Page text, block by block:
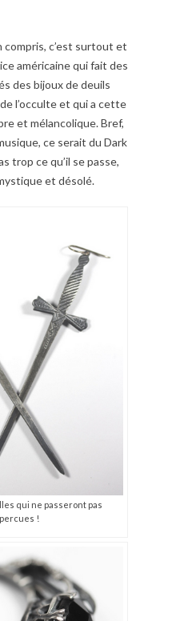
compris, c’est surtout et
américaine qui fait des
des bijoux de deuils
l’occulte et qui a cette
et mélancolique. Bref,
ce serait du Dark
trop ce qu’il se passe,
et désolé.
qui ne passeront pas
!